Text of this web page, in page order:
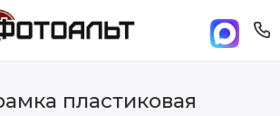
пластиковая